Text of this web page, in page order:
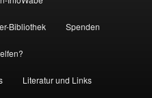
Bibliothek Spenden
Literatur und Links